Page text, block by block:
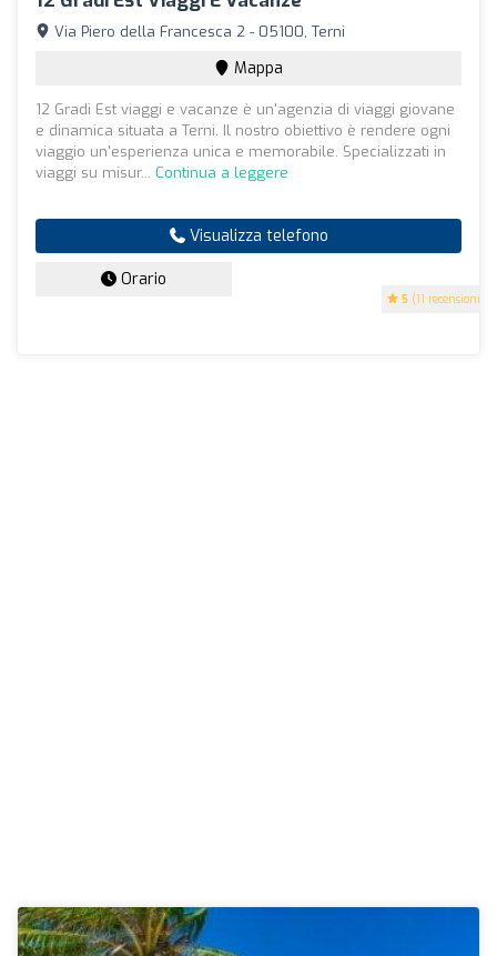
5 (11 recensioni)
Via Piero della Francesca 2 - 05100, Terni
Mappa
12 Gradi Est viaggi e vacanze è un'agenzia di viaggi giovane
e dinamica situata a Terni. Il nostro obiettivo è rendere ogni
viaggio un'esperienza unica e memorabile. Specializzati in
viaggi su misur... Continua a leggere
Visualizza telefono
Orario